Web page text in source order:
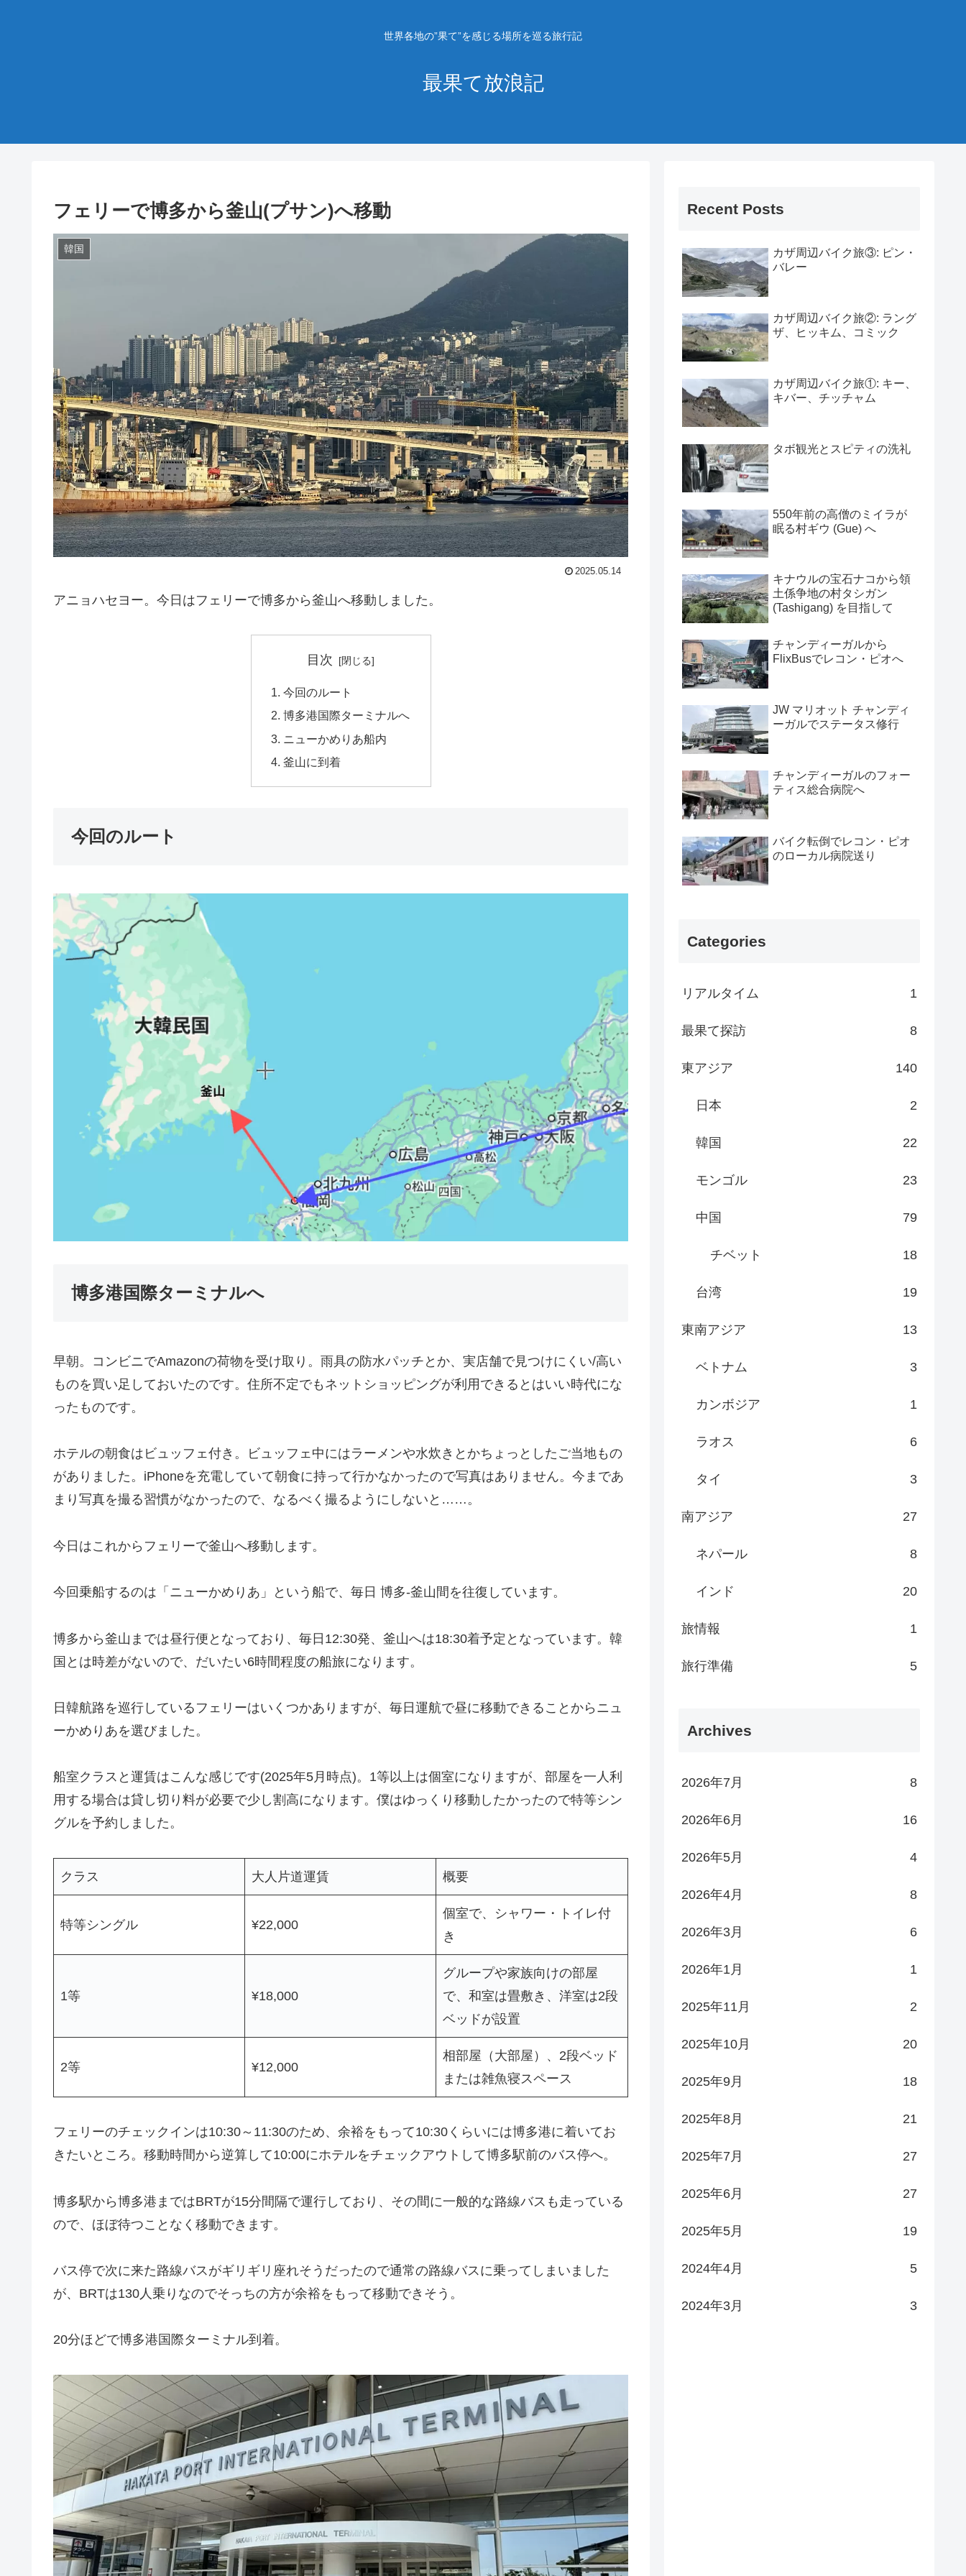
世界各地の”果て”を感じる場所を巡る旅行記
最果て放浪記
フェリーで博多から釜山(プサン)へ移動
韓国
2025.05.14
アニョハセヨー。今日はフェリーで博多から釜山へ移動しました。
目次
今回のルート
博多港国際ターミナルへ
ニューかめりあ船内
釜山に到着
今回のルート
博多港国際ターミナルへ
早朝。コンビニでAmazonの荷物を受け取り。雨具の防水パッチとか、実店舗で見つけにくい/高い
ものを買い足しておいたのです。住所不定でもネットショッピングが利用できるとはいい時代にな
ったものです。
ホテルの朝食はビュッフェ付き。ビュッフェ中にはラーメンや水炊きとかちょっとしたご当地もの
がありました。iPhoneを充電していて朝食に持って行かなかったので写真はありません。今まであ
まり写真を撮る習慣がなかったので、なるべく撮るようにしないと……。
今日はこれからフェリーで釜山へ移動します。
今回乗船するのは「ニューかめりあ」という船で、毎日 博多-釜山間を往復しています。
博多から釜山までは昼行便となっており、毎日12:30発、釜山へは18:30着予定となっています。韓
国とは時差がないので、だいたい6時間程度の船旅になります。
日韓航路を巡行しているフェリーはいくつかありますが、毎日運航で昼に移動できることからニュ
ーかめりあを選びました。
船室クラスと運賃はこんな感じです(2025年5月時点)。1等以上は個室になりますが、部屋を一人利
用する場合は貸し切り料が必要で少し割高になります。僕はゆっくり移動したかったので特等シン
グルを予約しました。
クラス 大人片道運賃 概要
特等シングル ¥22,000
個室で、シャワー・トイレ付
き
1等 ¥18,000
グループや家族向けの部屋
で、和室は畳敷き、洋室は2段
ベッドが設置
2等 ¥12,000
相部屋（大部屋）、2段ベッド
または雑魚寝スペース
フェリーのチェックインは10:30～11:30のため、余裕をもって10:30くらいには博多港に着いてお
きたいところ。移動時間から逆算して10:00にホテルをチェックアウトして博多駅前のバス停へ。
博多駅から博多港まではBRTが15分間隔で運行しており、その間に一般的な路線バスも走っている
ので、ほぼ待つことなく移動できます。
バス停で次に来た路線バスがギリギリ座れそうだったので通常の路線バスに乗ってしまいました
が、BRTは130人乗りなのでそっちの方が余裕をもって移動できそう。
20分ほどで博多港国際ターミナル到着。
Recent Posts
カザ周辺バイク旅③: ピン・
バレー
カザ周辺バイク旅②: ラング
ザ、ヒッキム、コミック
カザ周辺バイク旅①: キー、
キバー、チッチャム
タボ観光とスピティの洗礼
550年前の高僧のミイラが
眠る村ギウ (Gue) へ
キナウルの宝石ナコから領
土係争地の村タシガン
(Tashigang) を目指して
チャンディーガルから
FlixBusでレコン・ピオへ
JW マリオット チャンディ
ーガルでステータス修行
チャンディーガルのフォー
ティス総合病院へ
バイク転倒でレコン・ピオ
のローカル病院送り
Categories
リアルタイム 1
最果て探訪 8
東アジア 140
日本 2
韓国 22
モンゴル 23
中国 79
チベット 18
台湾 19
東南アジア 13
ベトナム 3
カンボジア 1
ラオス 6
タイ 3
南アジア 27
ネパール 8
インド 20
旅情報 1
旅行準備 5
Archives
2026年7月 8
2026年6月 16
2026年5月 4
2026年4月 8
2026年3月 6
2026年1月 1
2025年11月 2
2025年10月 20
2025年9月 18
2025年8月 21
2025年7月 27
2025年6月 27
2025年5月 19
2024年4月 5
2024年3月 3